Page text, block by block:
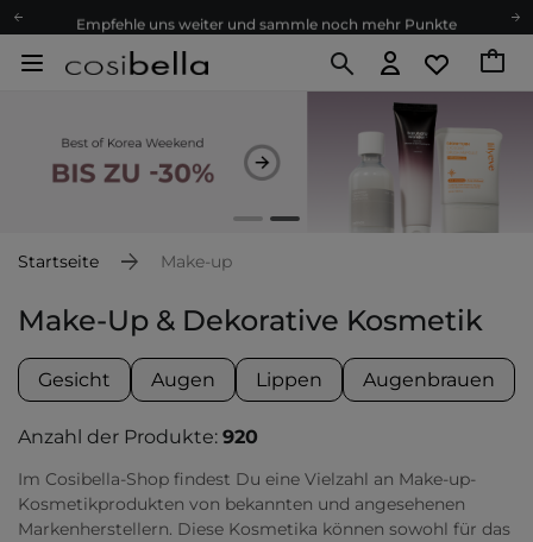
Empfehle uns weiter und sammle noch mehr Punkte
Kostenloser Versand ab 60 €
Versand nach Deutschland und Österreich
Treueprogramm
Empfehle uns weiter und sammle noch mehr Punkte
Kostenloser Versand ab 60 €
Startseite Make-up
Make-Up & Dekorative Kosmetik
Gesicht Augen Lippen Augenbrauen
Anzahl der Produkte: 920
Im Cosibella-Shop findest Du eine Vielzahl an Make-up-
Kosmetikprodukten von bekannten und angesehenen
Markenherstellern. Diese Kosmetika können sowohl für das